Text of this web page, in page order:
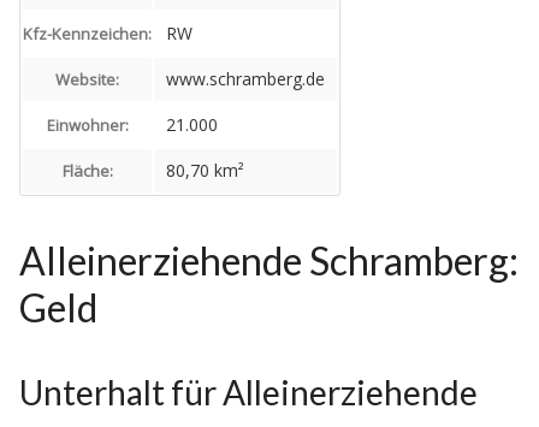
Kfz-Kennzeichen: RW
Website: www.schramberg.de
Einwohner: 21.000
Fläche: 80,70 km²
Alleinerziehende Schramberg:
Geld
Unterhalt für Alleinerziehende